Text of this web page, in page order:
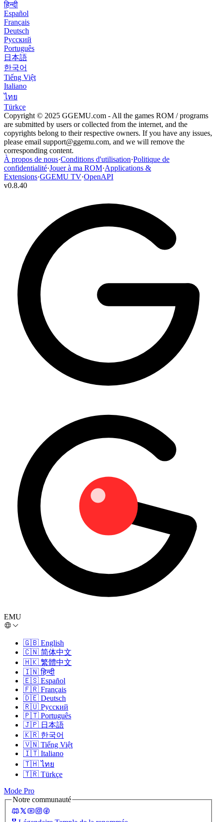
हिन्दी
Español
Français
Deutsch
Русский
Português
日本語
한국어
Tiếng Việt
Italiano
ไทย
Türkçe
Copyright © 2025 GGEMU.com - All the games ROM / programs
are submitted by users or collected from the internet, and the
copyrights belong to their respective owners. If you have any issues,
please email support@ggemu.com, and we will remove the
corresponding content.
À propos de nous·Conditions d'utilisation·Politique de
confidentialité·Jouer à ma ROM·Applications &
Extensions·GGEMU TV·OpenAPI
v0.8.40
EMU
🇬🇧 English
🇨🇳 简体中文
🇭🇰 繁體中文
🇮🇳 हिन्दी
🇪🇸 Español
🇫🇷 Français
🇩🇪 Deutsch
🇷🇺 Русский
🇵🇹 Português
🇯🇵 日本語
🇰🇷 한국어
🇻🇳 Tiếng Việt
🇮🇹 Italiano
🇹🇭 ไทย
🇹🇷 Türkçe
Mode Pro
Notre communauté